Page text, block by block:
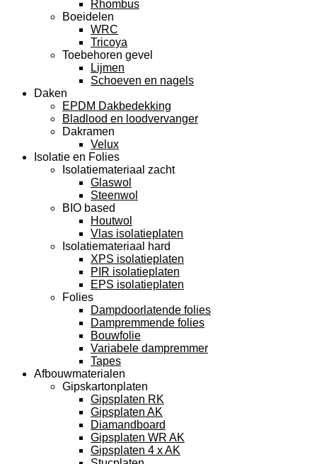
Rhombus
Boeidelen
WRC
Tricoya
Toebehoren gevel
Lijmen
Schoeven en nagels
Daken
EPDM Dakbedekking
Bladlood en loodvervanger
Dakramen
Velux
Isolatie en Folies
Isolatiemateriaal zacht
Glaswol
Steenwol
BIO based
Houtwol
Vlas isolatieplaten
Isolatiemateriaal hard
XPS isolatieplaten
PIR isolatieplaten
EPS isolatieplaten
Folies
Dampdoorlatende folies
Dampremmende folies
Bouwfolie
Variabele dampremmer
Tapes
Afbouwmaterialen
Gipskartonplaten
Gipsplaten RK
Gipsplaten AK
Diamandboard
Gipsplaten WR AK
Gipsplaten 4 x AK